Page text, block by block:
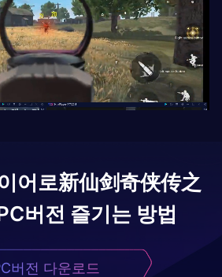
어로新仙剑奇侠传之
버전 즐기는 방법
버전 다운로드